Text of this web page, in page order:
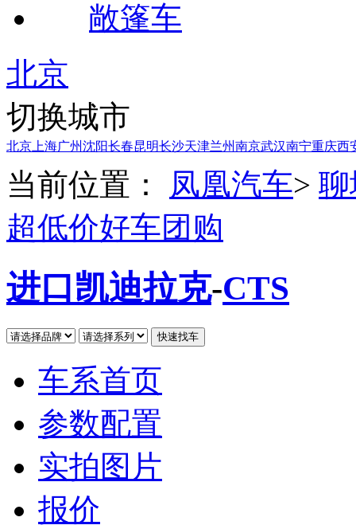
敞篷车
北京
切换城市
北京 上海广州沈阳长春昆明长沙天津兰州南京武汉南宁重庆西
当前位置： 凤凰汽车>
超低价好车团购
进口凯迪拉克-CTS
车系首页
参数配置
实拍图片
报价